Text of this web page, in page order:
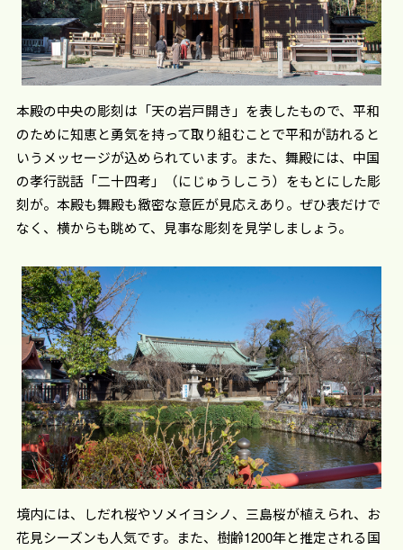
本殿の中央の彫刻は「天の岩戸開き」を表したもので、平和
のために知恵と勇気を持って取り組むことで平和が訪れると
いうメッセージが込められています。また、舞殿には、中国
の孝行説話「二十四考」（にじゅうしこう）をもとにした彫
刻が。本殿も舞殿も緻密な意匠が見応えあり。ぜひ表だけで
なく、横からも眺めて、見事な彫刻を見学しましょう。
境内には、しだれ桜やソメイヨシノ、三島桜が植えられ、お
花見シーズンも人気です。また、樹齢1200年と推定される国